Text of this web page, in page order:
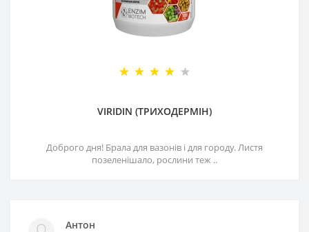
VIRIDIN (ТРИХОДЕРМІН)
Доброго дня! Брала для вазонів і для городу. Листя
позеленішало, рослини теж ..
Антон